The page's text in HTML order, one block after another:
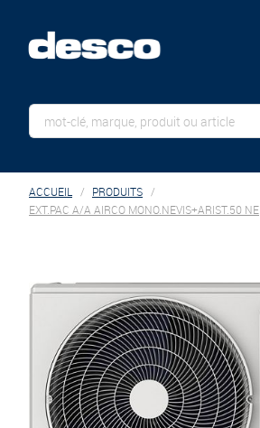
ACCUEIL
PRODUITS
EXT.PAC A/A AIRCO MONO.NEVIS+ARIST.50 NE